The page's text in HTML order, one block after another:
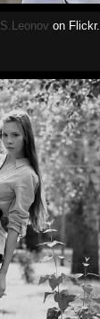
S.Leonov on Flickr.